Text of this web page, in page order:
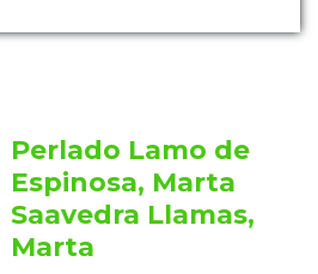
Perlado Lamo de
Espinosa, Marta
Saavedra Llamas,
Marta